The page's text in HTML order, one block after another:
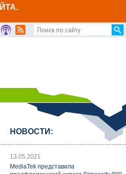
НОВОСТИ:
13.05.2021
MediaTek представила